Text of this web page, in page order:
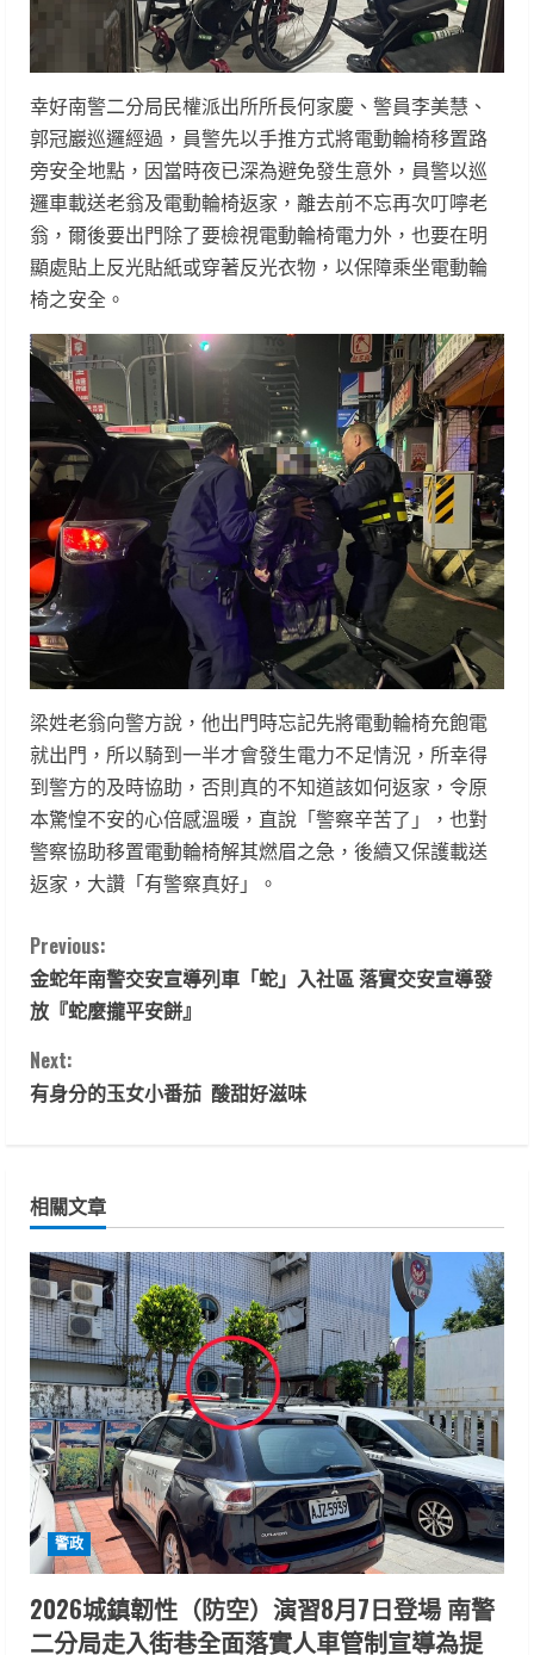
幸好南警二分局民權派出所所長何家慶、警員李美慧、
郭冠巖巡邏經過，員警先以手推方式將電動輪椅移置路
旁安全地點，因當時夜已深為避免發生意外，員警以巡
邏車載送老翁及電動輪椅返家，離去前不忘再次叮嚀老
翁，爾後要出門除了要檢視電動輪椅電力外，也要在明
顯處貼上反光貼紙或穿著反光衣物，以保障乘坐電動輪
椅之安全。
梁姓老翁向警方說，他出門時忘記先將電動輪椅充飽電
就出門，所以騎到一半才會發生電力不足情況，所幸得
到警方的及時協助，否則真的不知道該如何返家，令原
本驚惶不安的心倍感溫暖，直說「警察辛苦了」，也對
警察協助移置電動輪椅解其燃眉之急，後續又保護載送
返家，大讚「有警察真好」。
C
o
n
t
n
u
e
R
e
a
d
i
n
Previous:
金蛇年南警交安宣導列車「蛇」入社區 落實交安宣導發
放『蛇麼攏平安餅』
Next:
有身分的玉女小番茄 酸甜好滋味
相關文章
警政
2026城鎮韌性（防空）演習8月7日登場 南警
二分局走入街巷全面落實人車管制宣導為提